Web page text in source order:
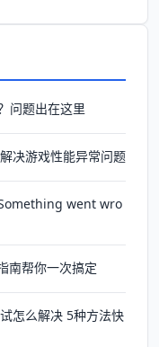
问题出在这里
决游戏性能异常问题
went wro
南帮你一次搞定
怎么解决 5种方法快